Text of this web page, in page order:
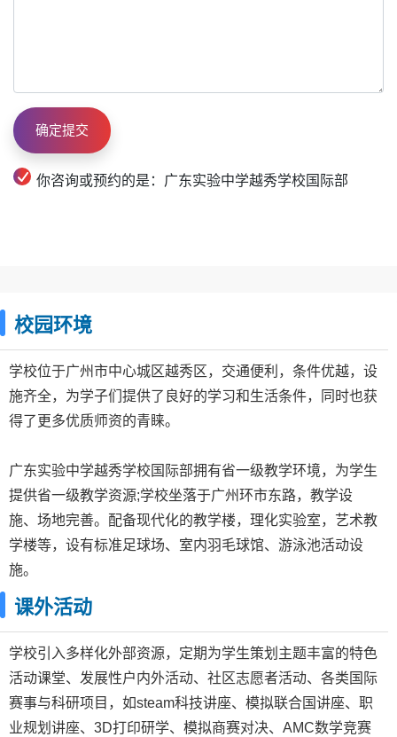
你咨询或预约的是：广东实验中学越秀学校国际部
校园环境
学校位于广州市中心城区越秀区，交通便利，条件优越，设
施齐全，为学子们提供了良好的学习和生活条件，同时也获
得了更多优质师资的青睐。
广东实验中学越秀学校国际部拥有省一级教学环境，为学生
提供省一级教学资源;学校坐落于广州环市东路，教学设
施、场地完善。配备现代化的教学楼，理化实验室，艺术教
学楼等，设有标准足球场、室内羽毛球馆、游泳池活动设
施。
课外活动
学校引入多样化外部资源，定期为学生策划主题丰富的特色
活动课堂、发展性户内外活动、社区志愿者活动、各类国际
赛事与科研项目，如steam科技讲座、模拟联合国讲座、职
业规划讲座、3D打印研学、模拟商赛对决、AMC数学竞赛